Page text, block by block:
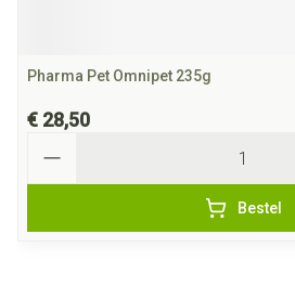
Pharma Pet Omnipet 235g
€ 28,50
Bestel